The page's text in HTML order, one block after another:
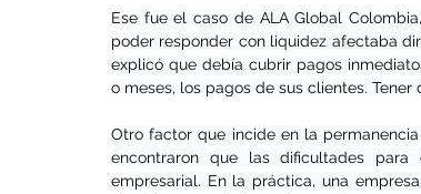
Ese fue el caso de ALA Global
poder responder con liquidez afectaba
explicó que debía cubrir pagos
o meses, los pagos de sus clientes.
Otro factor que incide en la
encontraron que las dificultades para
empresarial. En la práctica, una